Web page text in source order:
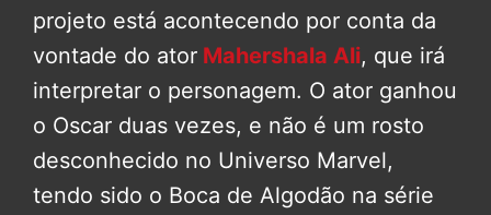
projeto está acontecendo por conta da
vontade do ator Mahershala Ali, que irá
interpretar o personagem. O ator ganhou
o Oscar duas vezes, e não é um rosto
desconhecido no Universo Marvel,
tendo sido o Boca de Algodão na série